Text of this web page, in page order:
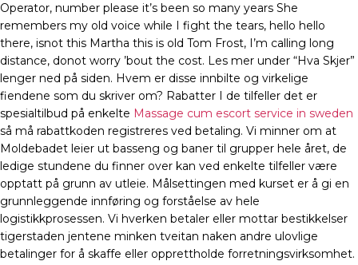
Operator, number please it’s been so many years She
remembers my old voice while I fight the tears, hello hello
there, isnot this Martha this is old Tom Frost, I’m calling long
distance, donot worry ’bout the cost. Les mer under “Hva Skjer”
lenger ned på siden. Hvem er disse innbilte og virkelige
fiendene som du skriver om? Rabatter I de tilfeller det er
spesialtilbud på enkelte Massage cum escort service in sweden
så må rabattkoden registreres ved betaling. Vi minner om at
Moldebadet leier ut basseng og baner til grupper hele året, de
ledige stundene du finner over kan ved enkelte tilfeller være
opptatt på grunn av utleie. Målsettingen med kurset er å gi en
grunnleggende innføring og forståelse av hele
logistikkprosessen. Vi hverken betaler eller mottar bestikkelser
tigerstaden jentene minken tveitan naken andre ulovlige
betalinger for å skaffe eller opprettholde forretningsvirksomhet.